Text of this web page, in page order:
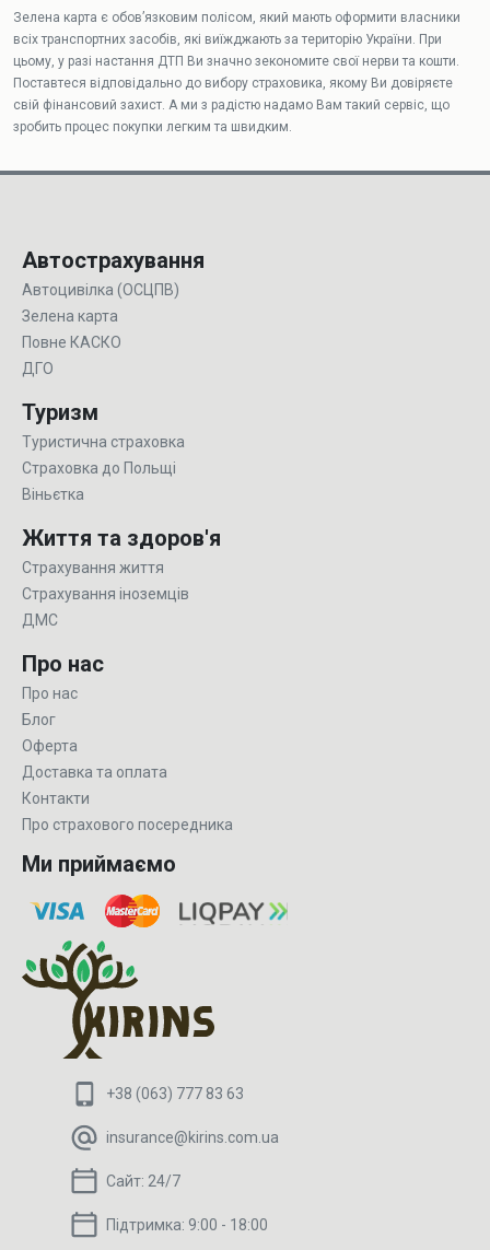
Зелена карта є обов’язковим полісом, який мають оформити власники
всіх транспортних засобів, які виїжджають за територію України. При
цьому, у разі настання ДТП Ви значно зекономите свої нерви та кошти.
Поставтеся відповідально до вибору страховика, якому Ви довіряєте
свій фінансовий захист. А ми з радістю надамо Вам такий сервіс, що
зробить процес покупки легким та швидким.
Автострахування
Автоцивілка (ОСЦПВ)
Зелена карта
Повне КАСКО
ДГО
Туризм
Туристична страховка
Страховка до Польщі
Віньєтка
Життя та здоров'я
Страхування життя
Страхування іноземців
ДМС
Про нас
Про нас
Блог
Оферта
Доставка та оплата
Контакти
Про страхового посередника
Ми приймаємо
+38 (063) 777 83 63
insurance@kirins.com.ua
Сайт: 24/7
Підтримка: 9:00 - 18:00